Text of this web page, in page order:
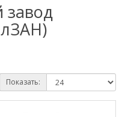
завод
Показать: